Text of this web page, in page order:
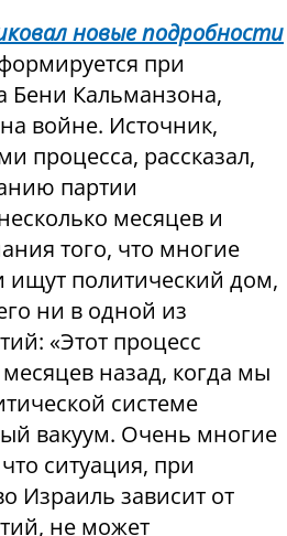
новые подробности
при
Бени Кальманзона,
войне. Источник,
процесса, рассказал,
партии
месяцев и
того, что многие
ищут политический дом,
ни в одной из
«Этот процесс
назад, когда мы
системе
вакуум. Очень многие
ситуация, при
Израиль зависит от
не может